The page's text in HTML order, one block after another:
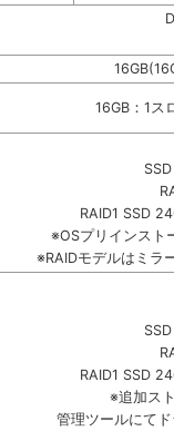
16GB：1ス
RAID1 SSD
※OSプリインスト
※RAIDモデルはミラ
RAID1 SSD
※追加ス
管理ツールにて